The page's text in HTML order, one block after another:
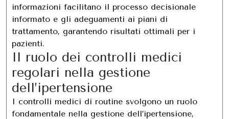
informazioni facilitano il processo decisionale
informato e gli adeguamenti ai piani di
trattamento, garantendo risultati ottimali per i
pazienti.
Il ruolo dei controlli medici
regolari nella gestione
dell’ipertensione
I controlli medici di routine svolgono un ruolo
fondamentale nella gestione dell’ipertensione,